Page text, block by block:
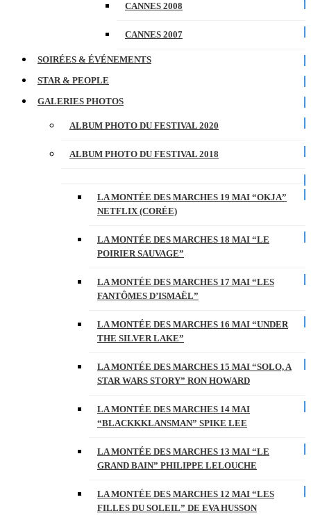
CANNES 2008
CANNES 2007
SOIRÉES & ÉVÉNEMENTS
STAR & PEOPLE
GALERIES PHOTOS
ALBUM PHOTO DU FESTIVAL 2020
ALBUM PHOTO DU FESTIVAL 2018
LA MONTÉE DES MARCHES 19 MAI “OKJA”
NETFLIX (CORÉE)
LA MONTÉE DES MARCHES 18 MAI “LE
POIRIER SAUVAGE”
LA MONTÉE DES MARCHES 17 MAI “LES
FANTÔMES D’ISMAËL”
LA MONTÉE DES MARCHES 16 MAI “UNDER
THE SILVER LAKE”
LA MONTÉE DES MARCHES 15 MAI “SOLO, A
STAR WARS STORY” RON HOWARD
LA MONTÉE DES MARCHES 14 MAI
“BLACKKKLANSMAN” SPIKE LEE
LA MONTÉE DES MARCHES 13 MAI “LE
GRAND BAIN” PHILIPPE LELOUCHE
LA MONTÉE DES MARCHES 12 MAI “LES
FILLES DU SOLEIL” DE EVA HUSSON